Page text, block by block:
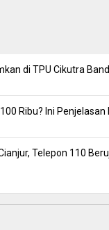
di TPU Cikutra
Ribu? Ini Penjelasan
Telepon 110